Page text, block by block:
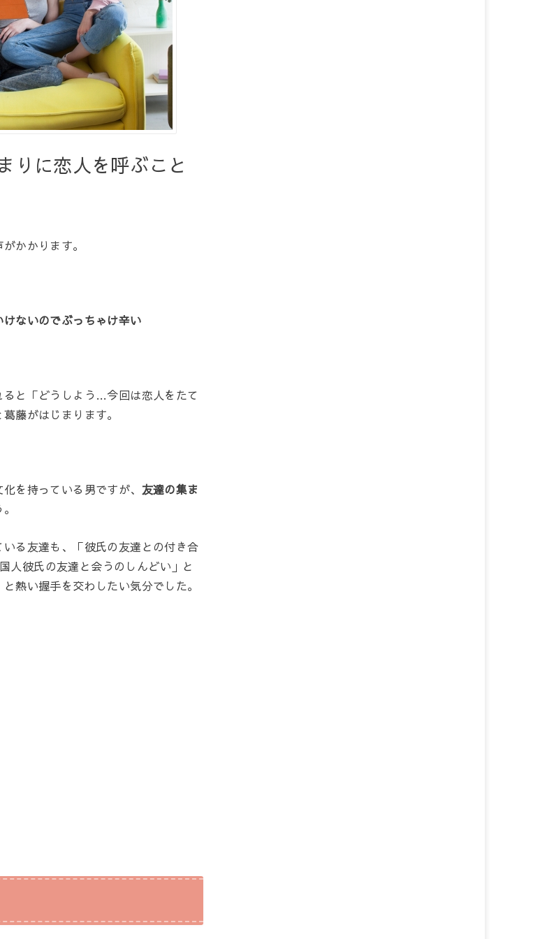
りに恋人を呼ぶこと
かかります。
ないのでぶっちゃけ辛い
と「どうしよう…今回は恋人をたて
藤がはじまります。
を持っている男ですが、 友達の集ま
る友達も、「彼氏の友達との付き合
彼氏の友達と会うのしんどい」と
熱い握手を交わしたい気分でした。